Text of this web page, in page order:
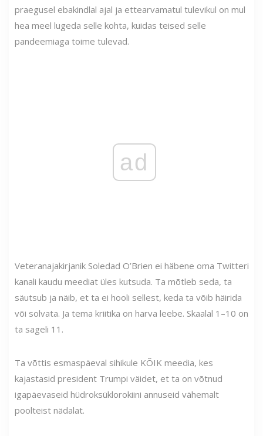
praegusel ebakindlal ajal ja ettearvamatul tulevikul on mul
hea meel lugeda selle kohta, kuidas teised selle
pandeemiaga toime tulevad.
ad
Veteranajakirjanik Soledad O’Brien ei häbene oma Twitteri
kanali kaudu meediat üles kutsuda. Ta mõtleb seda, ta
säutsub ja näib, et ta ei hooli sellest, keda ta võib häirida
või solvata. Ja tema kriitika on harva leebe. Skaalal 1–10 on
ta sageli 11.
Ta võttis esmaspäeval sihikule KÕIK meedia, kes
kajastasid president Trumpi väidet, et ta on võtnud
igapäevaseid hüdroksüklorokiini annuseid vähemalt
poolteist nädalat.